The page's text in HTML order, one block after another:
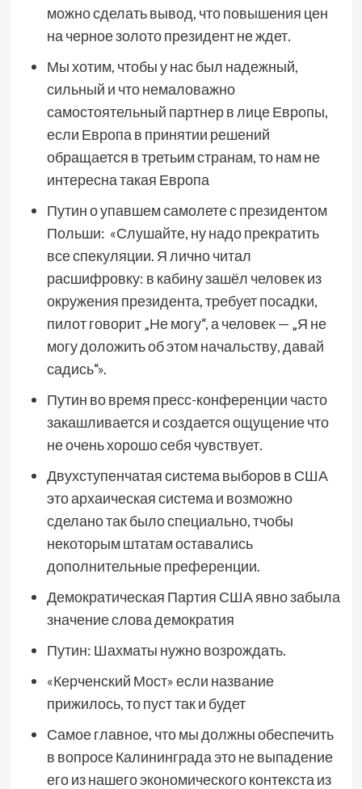
можно сделать вывод, что повышения цен
на черное золото президент не ждет.
Мы хотим, чтобы у нас был надежный,
сильный и что немаловажно
самостоятельный партнер в лице Европы,
если Европа в принятии решений
обращается в третьим странам, то нам не
интересна такая Европа
Путин о упавшем самолете с президентом
Польши: «Слушайте, ну надо прекратить
все спекуляции. Я лично читал
расшифровку: в кабину зашёл человек из
окружения президента, требует посадки,
пилот говорит „Не могу“, а человек — „Я не
могу доложить об этом начальству, давай
садись“».
Путин во время пресс-конференции часто
закашливается и создается ощущение что
не очень хорошо себя чувствует.
Двухступенчатая система выборов в США
это архаическая система и возможно
сделано так было специально, тчобы
некоторым штатам оставались
дополнительные преференции.
Демократическая Партия США явно забыла
значение слова демократия
Путин: Шахматы нужно возрождать.
«Керченский Мост» если название
прижилось, то пуст так и будет
Самое главное, что мы должны обеспечить
в вопросе Калининграда это не выпадение
его из нашего экономического контекста из